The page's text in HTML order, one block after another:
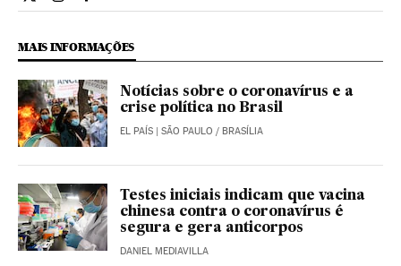
MAIS INFORMAÇÕES
Notícias sobre o coronavírus e a
crise política no Brasil
EL PAÍS | SÃO PAULO / BRASÍLIA
Testes iniciais indicam que vacina
chinesa contra o coronavírus é
segura e gera anticorpos
DANIEL MEDIAVILLA